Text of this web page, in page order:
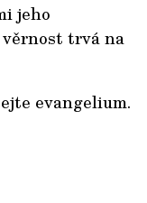
jeho
trvá na
evangelium.